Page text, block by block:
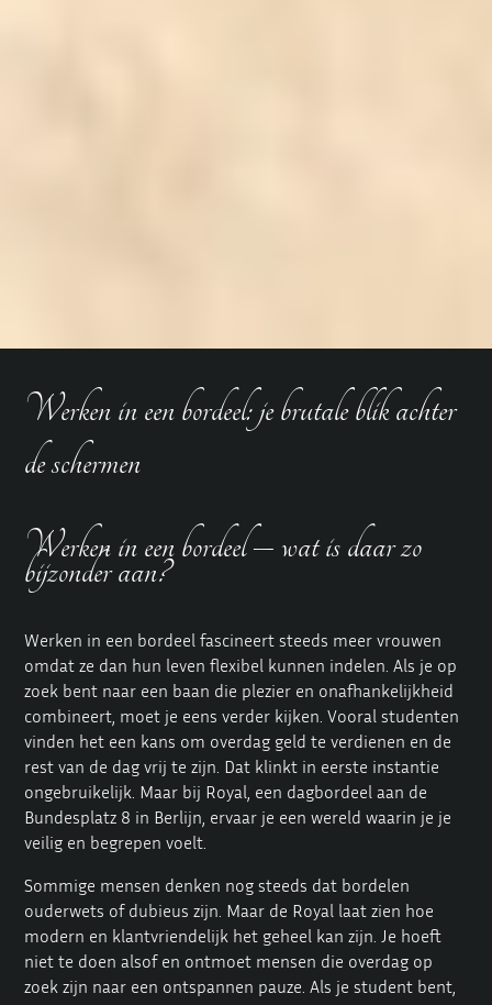
Werken in een bordeel: je brutale blik achter
de schermen
Werken in een bordeel – wat is daar zo
bijzonder aan?
Werken in een bordeel fascineert steeds meer vrouwen
omdat ze dan hun leven flexibel kunnen indelen. Als je op
zoek bent naar een baan die plezier en onafhankelijkheid
combineert, moet je eens verder kijken. Vooral studenten
vinden het een kans om overdag geld te verdienen en de
rest van de dag vrij te zijn. Dat klinkt in eerste instantie
ongebruikelijk. Maar bij Royal, een dagbordeel aan de
Bundesplatz 8 in Berlijn, ervaar je een wereld waarin je je
veilig en begrepen voelt.
Sommige mensen denken nog steeds dat bordelen
ouderwets of dubieus zijn. Maar de Royal laat zien hoe
modern en klantvriendelijk het geheel kan zijn. Je hoeft
niet te doen alsof en ontmoet mensen die overdag op
zoek zijn naar een ontspannen pauze. Als je student bent,